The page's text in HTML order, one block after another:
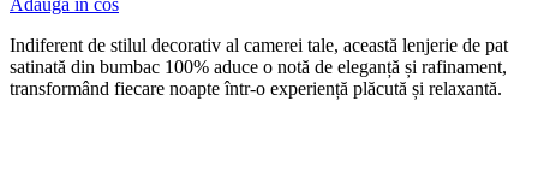
Indiferent de stilul decorativ al camerei tale, această lenjerie de pat
satinată din bumbac 100% aduce o notă de eleganță și rafinament,
transformând fiecare noapte într-o experiență plăcută și relaxantă.